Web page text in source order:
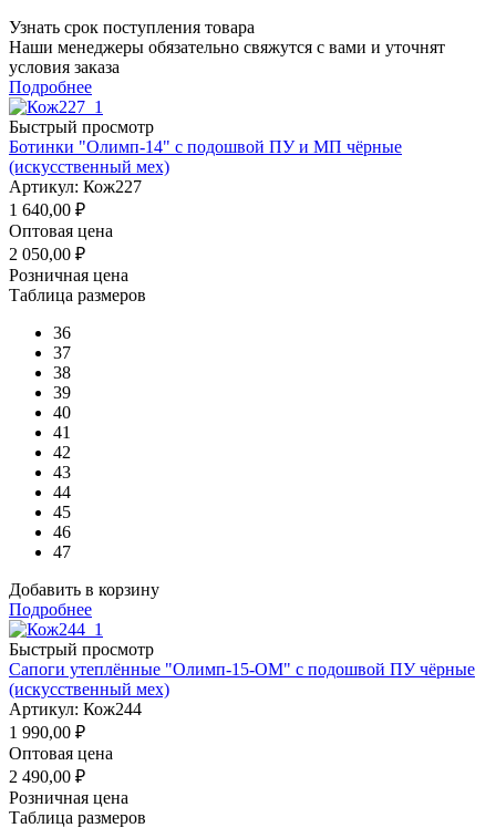
Узнать срок поступления товара
Наши менеджеры обязательно свяжутся с вами и уточнят
условия заказа
Подробнее
Быстрый просмотр
Ботинки "Олимп-14" с подошвой ПУ и МП чёрные
(искусственный мех)
Артикул: Кож227
1 640,00 ₽
Оптовая цена
2 050,00 ₽
Розничная цена
Таблица размеров
36
37
38
39
40
41
42
43
44
45
46
47
Добавить в корзину
Подробнее
Быстрый просмотр
Сапоги утеплённые "Олимп-15-ОМ" с подошвой ПУ чёрные
(искусственный мех)
Артикул: Кож244
1 990,00 ₽
Оптовая цена
2 490,00 ₽
Розничная цена
Таблица размеров